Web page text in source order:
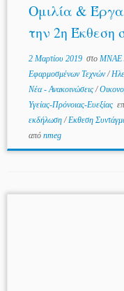
Ομιλία &
την 2η Έκθεση
2 Μαρτίου 2019στο MNAE
Εφαρμοσμένων Τεχνών/
Νέα - Ανακοινώσεις/
Υγείας-Πρόνοιας-Ευεξίας
εκδήλωση/Εκθεση
από nmeg